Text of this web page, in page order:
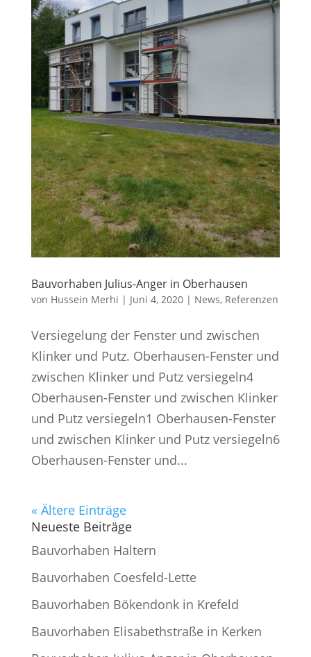
Bauvorhaben Julius-Anger in Oberhausen
von Hussein Merhi | Juni 4, 2020| News, Referenzen
Versiegelung der Fenster und zwischen
Klinker und Putz. Oberhausen-Fenster und
zwischen Klinker und Putz versiegeln4
Oberhausen-Fenster und zwischen Klinker
und Putz versiegeln1 Oberhausen-Fenster
und zwischen Klinker und Putz versiegeln6
Oberhausen-Fenster und...
« Ältere Einträge
Neueste Beiträge
Bauvorhaben Haltern
Bauvorhaben Coesfeld-Lette
Bauvorhaben Bökendonk in Krefeld
Bauvorhaben Elisabethstraße in Kerken